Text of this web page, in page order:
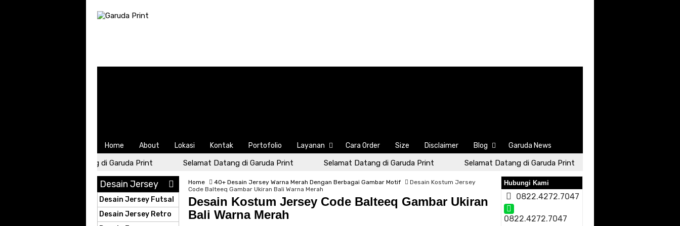
Home About Lokasi Kontak Portofolio Layanan Cara Order Size Disclaimer Blog Garuda News
Selamat Datang di Garuda Print Selamat Datang di Garuda Print Selamat Datang di Garuda Print Selamat Datang di Garuda Print
Home 40+ Desain Jersey Warna Merah Dengan Berbagai Gambar Motif
Desain Kostum Jersey
Code Balteeq Gambar Ukiran Bali Warna Merah
Desain Kostum Jersey Code Balteeq Gambar Ukiran
Bali Warna Merah
Desain Jersey
Desain Jersey Futsal
Desain Jersey Retro
Hubungi Kami
0822.4272.7047
0822.4272.7047